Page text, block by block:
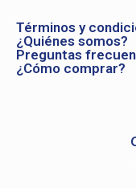
Términos y
¿Quiénes somos?
Preguntas
¿Cómo comprar?